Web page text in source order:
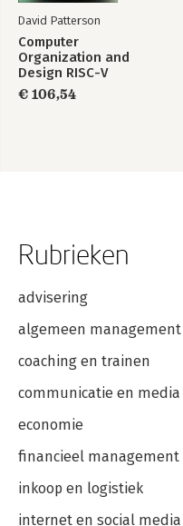
-Suggested Practices
-Take a Practice Test
8. Configuring Windows
-Before You Begin
-Lesson 1: Configuring and
-Chapter Review
-Take a Practice Test
Answers
Glossary
Index
David Patterson
Computer
Organization and
Design RISC-V
Edition
€ 106,54
Rubrieken
advisering
algemeen management
coaching en trainen
communicatie en media
economie
financieel management
inkoop en logistiek
internet en social media